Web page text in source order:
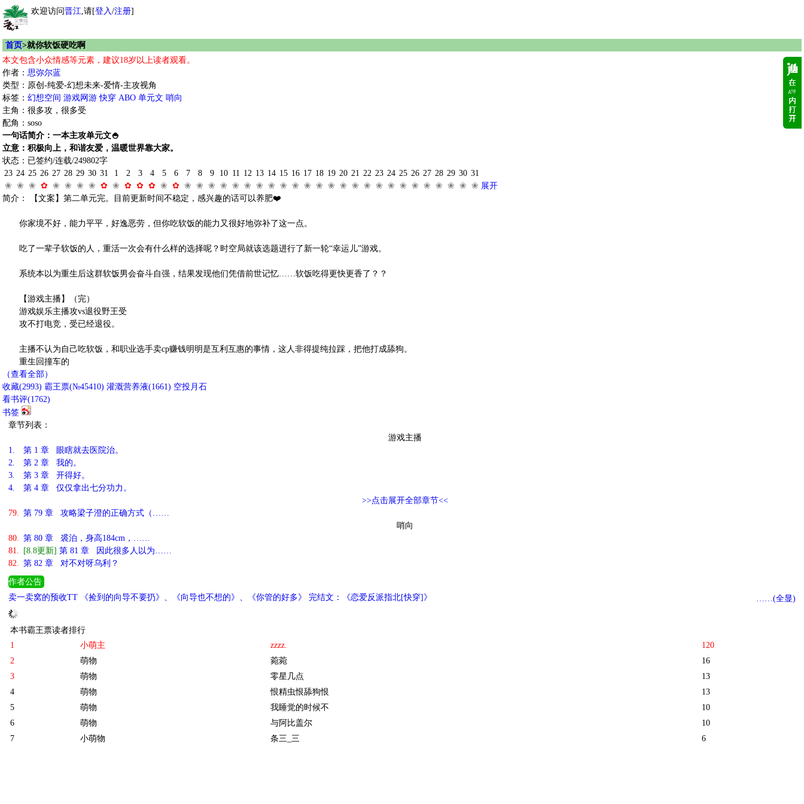
欢迎访问晋江,请[登入/注册]
首页>就你软饭硬吃啊
本文包含小众情感等元素，建议18岁以上读者观看。
作者： 思弥尔蓝
类型：原创-纯爱-幻想未来-爱情-主攻视角
标签： 幻想空间 游戏网游 快穿 ABO 单元文 哨向
主角：很多攻，很多受
配角：soso
一句话简介：一本主攻单元文🍚
立意：积极向上，和谐友爱，温暖世界靠大家。
状态：已签约/连载/249802字
23
❀
24
❀
25
❀
26
✿
27
❀
28
❀
29
❀
30
❀
31
✿
1
❀
2
✿
3
✿
4
✿
5
❀
6
✿
7
❀
8
❀
9
❀
10
❀
11
❀
12
❀
13
❀
14
❀
15
❀
16
❀
17
❀
18
❀
19
❀
20
❀
21
❀
22
❀
23
❀
24
❀
25
❀
26
❀
27
❀
28
❀
29
❀
30
❀
31
❀ 展开
简介： 【文案】第二单元完。目前更新时间不稳定，感兴趣的话可以养肥❤️
你家境不好，能力平平，好逸恶劳，但你吃软饭的能力又很好地弥补了这一点。
吃了一辈子软饭的人，重活一次会有什么样的选择呢？时空局就该选题进行了新一轮“幸运儿”游戏。
系统本以为重生后这群软饭男会奋斗自强，结果发现他们凭借前世记忆……软饭吃得更快更香了？？
【游戏主播】（完）
游戏娱乐主播攻vs退役野王受
攻不打电竞，受已经退役。
主播不认为自己吃软饭，和职业选手卖cp赚钱明明是互利互惠的事情，这人非得提纯拉踩，把他打成舔狗。
重生回撞车的
（查看全部）
收藏(2993) 霸王票(№45410) 灌溉营养液(1661) 空投月石
看书评(1762)
书签
章节列表：
游戏主播
1.
第 1 章 眼瞎就去医院治。
2.
第 2 章 我的。
3.
第 3 章 开得好。
4.
第 4 章 仅仅拿出七分功力。
>>点击展开全部章节<<
79. 第 79 章 攻略梁子澄的正确方式（……
哨向
80. 第 80 章 裘泊，身高184cm，……
81.
[8.8更新] 第 81 章 因此很多人以为……
82. 第 82 章 对不对呀乌利？
作者公告
卖一卖窝的预收TT 《捡到的向导不要扔》、《向导也不想的》、《你管的好多》 完结文：《恋爱反派指北[快穿]》
……(全显)
本书霸王票读者排行
1
小萌主 zzzz.
120
2
萌物 菀菀
16
3
萌物 零星几点
13
4
萌物 恨精虫恨舔狗恨
13
5
萌物 我睡觉的时候不
10
6
萌物 与阿比盖尔
10
7
小萌物 条三_三
6